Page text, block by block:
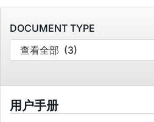
DOCUMENT TYPE
查看全部 (3)
用户手册